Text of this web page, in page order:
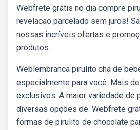
Webfrete grátis no dia compre
revelacao parcelado sem juros!
nossas incríveis ofertas e
produtos.
Weblembranca pirulito cha de
especialmente para você. Mais
exclusivos. A maior variedade de
diversas opções de. Webfrete
formas de pirulito de chocolate